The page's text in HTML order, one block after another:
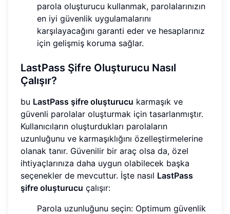
parola oluşturucu kullanmak, parolalarınızın
en iyi güvenlik uygulamalarını
karşılayacağını garanti eder ve hesaplarınız
için gelişmiş koruma sağlar.
LastPass Şifre Oluşturucu Nasıl
Çalışır?
bu LastPass şifre oluşturucu karmaşık ve
güvenli parolalar oluşturmak için tasarlanmıştır.
Kullanıcıların oluşturdukları parolaların
uzunluğunu ve karmaşıklığını özelleştirmelerine
olanak tanır. Güvenilir bir araç olsa da, özel
ihtiyaçlarınıza daha uygun olabilecek başka
seçenekler de mevcuttur. İşte nasıl LastPass
şifre oluşturucu çalışır:
Parola uzunluğunu seçin: Optimum güvenlik